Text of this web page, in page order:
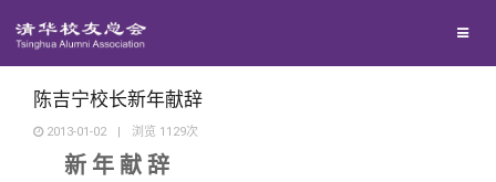
地区联络
回馈母校
媒体平台
陈吉宁校长新年献辞
2013-01-02 | 浏览 1129次
新 年 献 辞